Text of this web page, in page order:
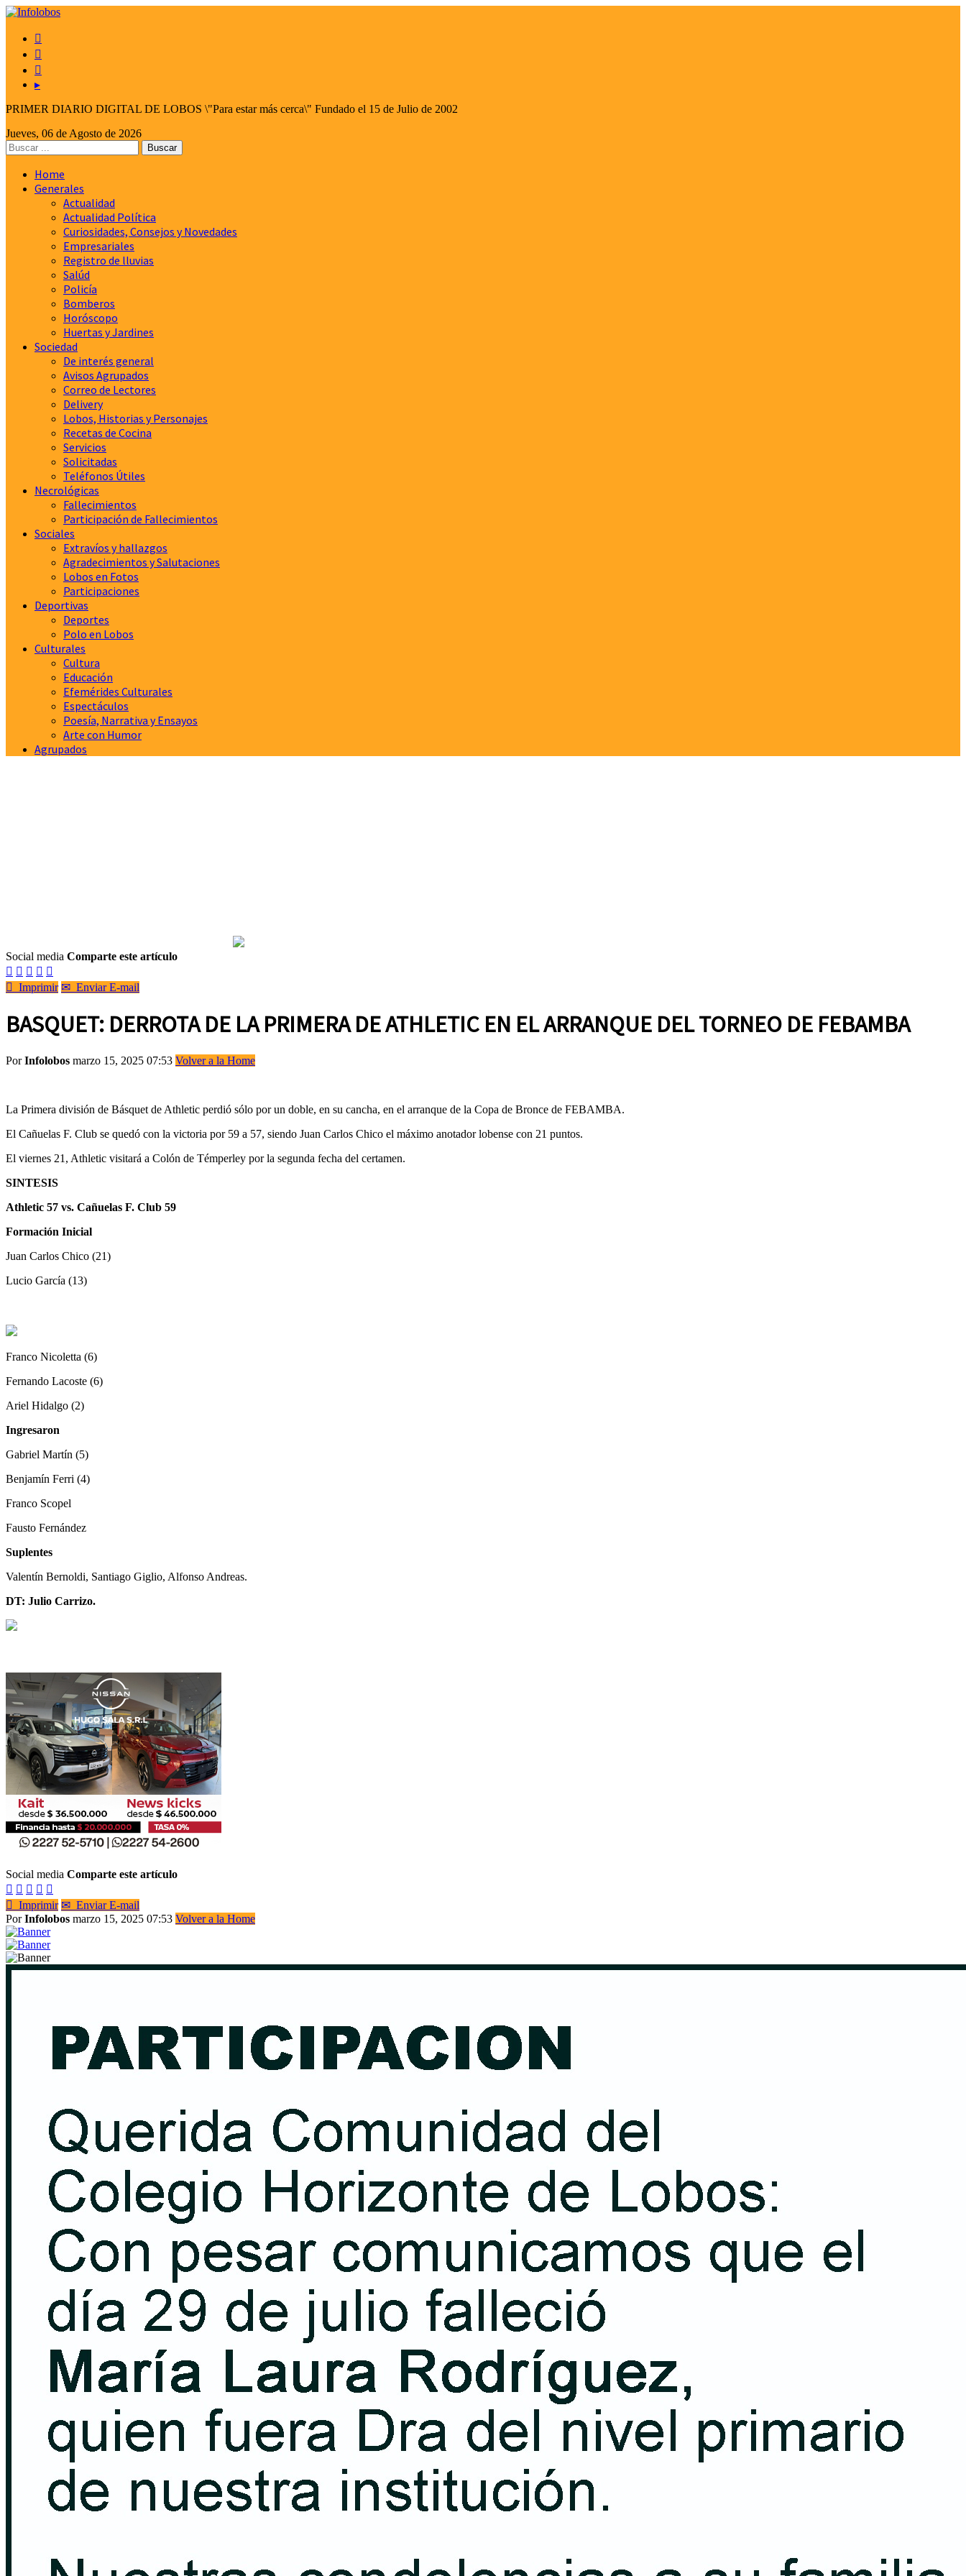



▸
PRIMER DIARIO DIGITAL DE LOBOS \"Para estar más cerca\" Fundado el 15 de Julio de 2002
Jueves, 06 de Agosto de 2026
Home
Generales
Actualidad
Actualidad Política
Curiosidades, Consejos y Novedades
Empresariales
Registro de lluvias
Salúd
Policía
Bomberos
Horóscopo
Huertas y Jardines
Sociedad
De interés general
Avisos Agrupados
Correo de Lectores
Delivery
Lobos, Historias y Personajes
Recetas de Cocina
Servicios
Solicitadas
Teléfonos Útiles
Necrológicas
Fallecimientos
Participación de Fallecimientos
Sociales
Extravíos y hallazgos
Agradecimientos y Salutaciones
Lobos en Fotos
Participaciones
Deportivas
Deportes
Polo en Lobos
Culturales
Cultura
Educación
Efemérides Culturales
Espectáculos
Poesía, Narrativa y Ensayos
Arte con Humor
Agrupados
Social media Comparte este artículo
    
 Imprimir ✉ Enviar E-mail
BASQUET: DERROTA DE LA PRIMERA DE ATHLETIC EN EL ARRANQUE DEL TORNEO DE FEBAMBA
PorInfolobos marzo 15, 2025 07:53 Volver a la Home
La Primera división de Básquet de Athletic perdió sólo por un doble, en su cancha, en el arranque de la Copa de Bronce de FEBAMBA.
El Cañuelas F. Club se quedó con la victoria por 59 a 57, siendo Juan Carlos Chico el máximo anotador lobense con 21 puntos.
El viernes 21, Athletic visitará a Colón de Témperley por la segunda fecha del certamen.
SINTESIS
Athletic 57 vs. Cañuelas F. Club 59
Formación Inicial
Juan Carlos Chico (21)
Lucio García (13)
Franco Nicoletta (6)
Fernando Lacoste (6)
Ariel Hidalgo (2)
Ingresaron
Gabriel Martín (5)
Benjamín Ferri (4)
Franco Scopel
Fausto Fernández
Suplentes
Valentín Bernoldi, Santiago Giglio, Alfonso Andreas.
DT: Julio Carrizo.
Social media Comparte este artículo
    
 Imprimir ✉ Enviar E-mail
PorInfolobos marzo 15, 2025 07:53 Volver a la Home